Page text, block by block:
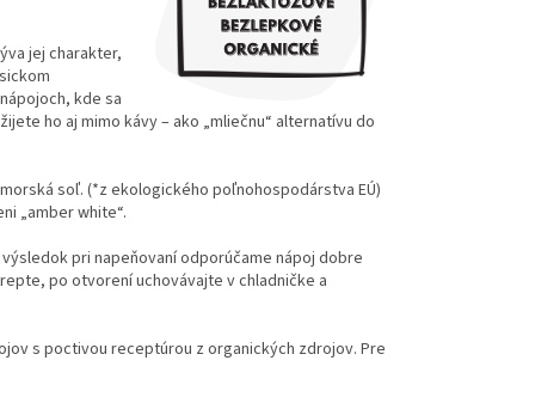
jej charakter,
kde sa
ho aj mimo kávy – ako „mliečnu“ alternatívu do
soľ. (*z ekologického poľnohospodárstva EÚ)
„amber white“.
pri napeňovaní odporúčame nápoj dobre
po otvorení uchovávajte v chladničke a
s poctivou receptúrou z organických zdrojov. Pre